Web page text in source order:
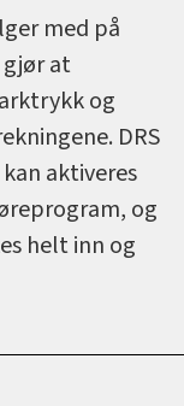
med på
at
og
DRS
aktiveres
og
helt inn og